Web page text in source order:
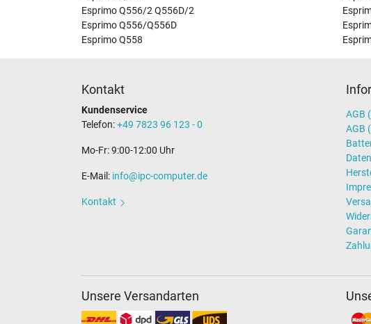
Esprimo Q556/2 Q556D/2
Esprimo Q556/Q556D
Esprimo Q558
Kontakt
Kundenservice
Telefon:+49 7823 96 123 - 0
Mo-Fr: 9:00-12:00 Uhr
E-Mail: info@ipc-computer.de
Kontakt
AGB
AGB
Unsere Versandarten